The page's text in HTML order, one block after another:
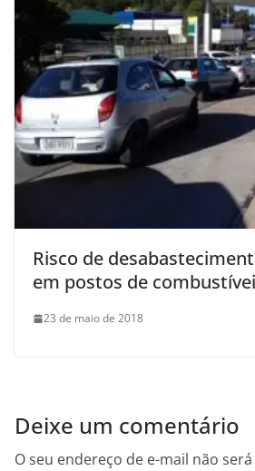
Risco de
em postos de
23 de maio de 2018
Deixe um comentário
O seu endereço de e-mail não